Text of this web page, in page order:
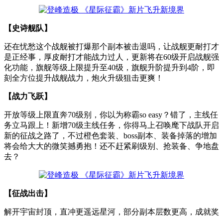
【史诗舰队】
还在忧愁这个战舰被打爆那个副本被击退吗，让战舰更耐打才
是正经事，厚皮耐打才能战力过人，更新将在60级开启战舰强
化功能，旗舰等级上限提升至40级，旗舰升阶提升到4阶，即
刻全方位提升战舰战力，炮火升级狙击更爽！
【战力飞跃】
开放等级上限直奔70级别，你以为称霸so easy？错了，主线任
务立马跟上！新增70级主线任务，你得马上召唤麾下战队开启
新的征战之路了，不过橙色套装、boss副本、装备掉落的增加
将会给大大的微笑撼勇抱！还不赶紧刷级别、抢装备、争地盘
去？
【征战出击】
解开宇宙封顶，直冲更遥远星河，部分副本层数更高，成就奖